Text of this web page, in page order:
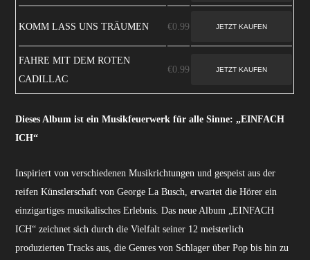
KOMM LASS UNS TRÄUMEN €0.99
FAHRE MIT DEM ROTEN
CADILLAC
€0.99
Dieses Album ist ein Musikfeuerwerk für alle Sinne:„EINFACH
ICH“
Inspiriert von verschiedenen Musikrichtungen und gespeist aus der
reifen Künstlerschaft von George La Busch, erwartet die Hörer ein
einzigartiges musikalisches Erlebnis. Das neue Album „EINFACH
ICH“ zeichnet sich durch die Vielfalt seiner 12 meisterlich
produzierten Tracks aus, die Genres von Schlager über Pop bis hin zu